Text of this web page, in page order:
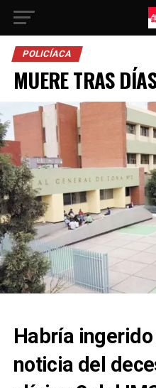
POLICÍACA
MUERE TRAS
Habría
noticia del